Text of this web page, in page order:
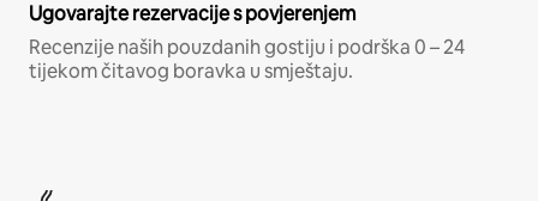
Ugovarajte rezervacije s povjerenjem
Recenzije naših pouzdanih gostiju i podrška 0 – 24
tijekom čitavog boravka u smještaju.